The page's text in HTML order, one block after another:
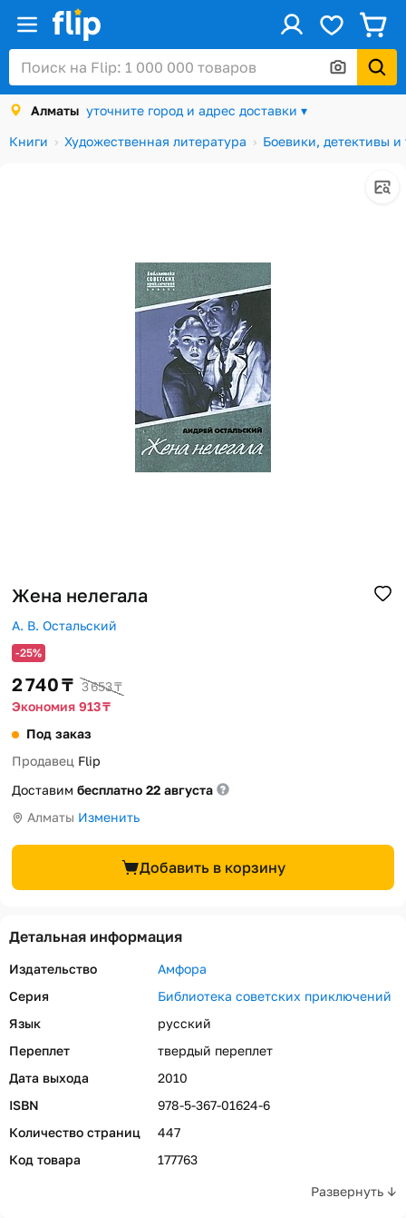
Алматы уточните город и адрес доставки ▾
Книги
Художественная литература Боевики, детективы
Жена нелегала
А. В. Остальский
-25%
2 740 ₸ 3 653 ₸
Экономия 913 ₸
Под заказ
Продавец Flip
Доставим бесплатно 22 августа
Алматы Изменить
Добавить в корзину
Детальная информация
Развернуть ↓
Издательство
Амфора
Серия
Библиотека советских приключений
Язык
русский
Переплет
твердый переплет
Дата выхода
2010
ISBN
978-5-367-01624-6
Количество страниц
447
Код товара
177763
Войти / Регистрация
Каталог
Скидки и акции
История просмотров
Способы доставки